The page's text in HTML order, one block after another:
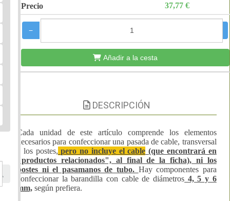
37,77 €
−
Añadir a la cesta
DESCRIPCIÓN
Cada unidad de este artículo comprende los elementos
necesarios para confeccionar una pasada de cable, transversal
a los postes, pero no incluye el cable (que encontrará en
"productos relacionados", al final de la ficha), ni los
postes ni el pasamanos de tubo. Hay componentes para
confeccionar la barandilla con cable de diámetros 4, 5 y 6
mm, según prefiera.